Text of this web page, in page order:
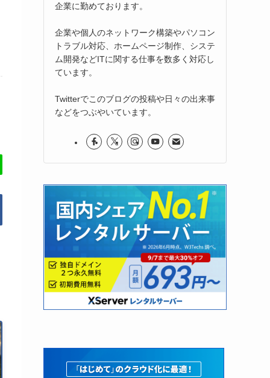
企業に勤めております。
企業や個人のネットワーク構築やパソコン
トラブル対応、ホームページ制作、システ
ム開発などITに関する仕事を数多く対応し
ています。
Twitterでこのブログの投稿や日々の出来事
などをつぶやいています。